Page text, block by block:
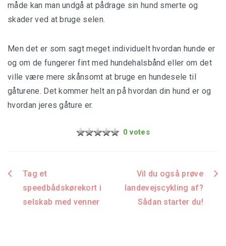
måde kan man undgå at pådrage sin hund smerte og
skader ved at bruge selen.
Men det er som sagt meget individuelt hvordan hunde er
og om de fungerer fint med hundehalsbånd eller om det
ville være mere skånsomt at bruge en hundesele til
gåturene. Det kommer helt an på hvordan din hund er og
hvordan jeres gåture er.
0 votes
Indlægsnavigation
Tag et
speedbådskørekort i
selskab med venner
Vil du også prøve
landevejscykling af?
Sådan starter du!